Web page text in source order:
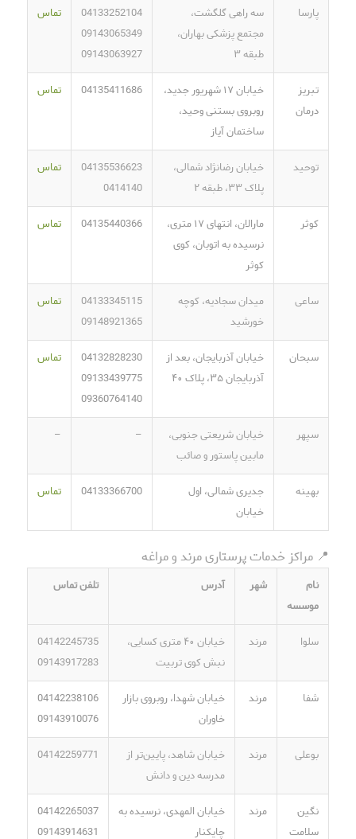
پارسا
سه راهی گلگشت،
مجتمع پزشکی بهاران،
طبقه ۳
04133252104
09143065349
09143063927
تماس
تبریز
درمان
خیابان ۱۷ شهریور جدید،
روبروی بستنی وحید،
ساختمان آیاز
04135411686 تماس
توحید
خیابان رضانژاد شمالی،
پلاک ۳۳، طبقه ۲
04135536623
0414140
تماس
کوثر
مارالان، انتهای ۱۷ متری،
نرسیده به اتوبان، کوی
کوثر
04135440366 تماس
ساعی
میدان سجادیه، کوچه
خورشید
04133345115
09148921365
تماس
سبحان
خیابان آذربایجان، بعد از
آذربایجان ۳۵، پلاک ۴۰
04132828230
09133439775
09360764140
تماس
سپهر
خیابان شریعتی جنوبی،
مابین پاستور و صائب
–
–
بهینه
جدیری شمالی، اول
خیابان
04133366700 تماس
📍 مراکز خدمات پرستاری مرند و مراغه
نام
موسسه
شهر آدرس تلفن تماس
سلوا مرند
خیابان ۴۰ متری کسایی،
نبش کوی تربیت
04142245735
09143917283
شفا مرند
خیابان شهدا، روبروی بازار
خاوران
04142238106
09143910076
بوعلی مرند
خیابان شاهد، پایین‌تر از
مدرسه دین و دانش
04142259771
نگین
سلامت
مرند
خیابان المهدی، نرسیده به
چایکنار
04142265037
09143914631